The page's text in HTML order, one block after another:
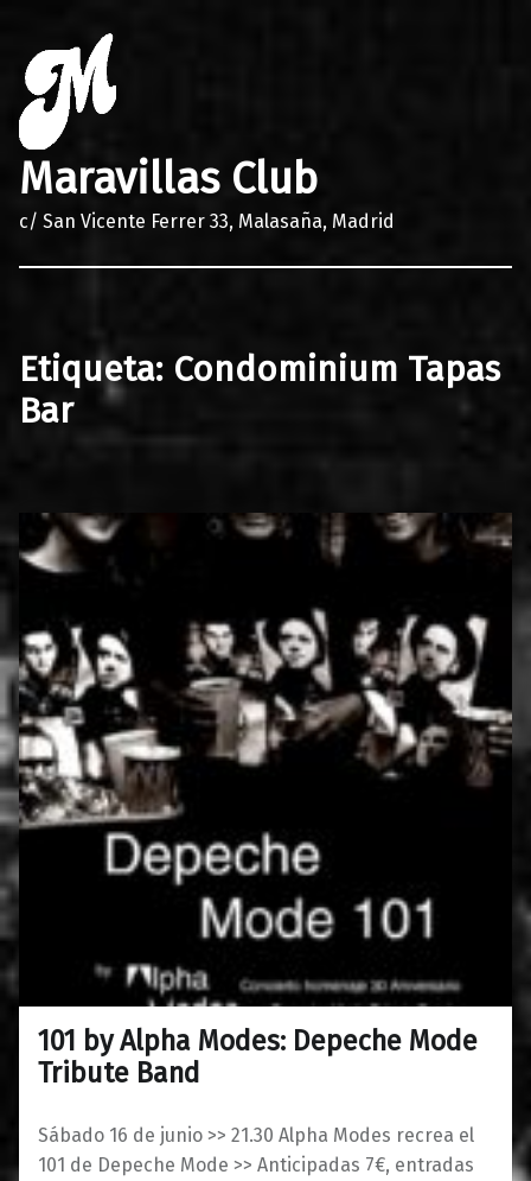
Maravillas Club
c/ San Vicente Ferrer 33, Malasaña, Madrid
Etiqueta: Condominium Tapas
Bar
101 by Alpha Modes: Depeche Mode
Tribute Band
Sábado 16 de junio >> 21.30 Alpha Modes recrea el
101 de Depeche Mode >> Anticipadas 7€, entradas
12/06/20180
Maravillas